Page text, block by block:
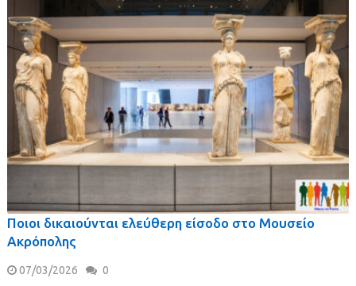
Ποιοι δικαιούνται ελεύθερη είσοδο στο Μουσείο
Ακρόπολης
07/03/2026 0